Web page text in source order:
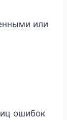
или
ошибок